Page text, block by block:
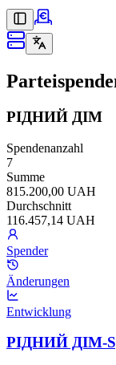
РІДНИЙ ДІМ
Spendenanzahl
7
Summe
815.200,00 UAH
Durchschnitt
116.457,14 UAH
Spender
Änderungen
Entwicklung
РІДНИЙ ДІМ-